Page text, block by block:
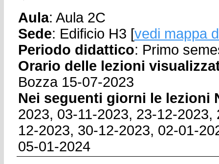
Aula: Aula 2C
Sede: Edificio H3 [vedi mappa
Periodo didattico: Primo
Orario delle lezioni
Bozza 15-07-2023
Nei seguenti giorni le lezioni
2023, 03-11-2023, 23-12-
12-2023, 30-12-2023, 02-01-
05-01-2024